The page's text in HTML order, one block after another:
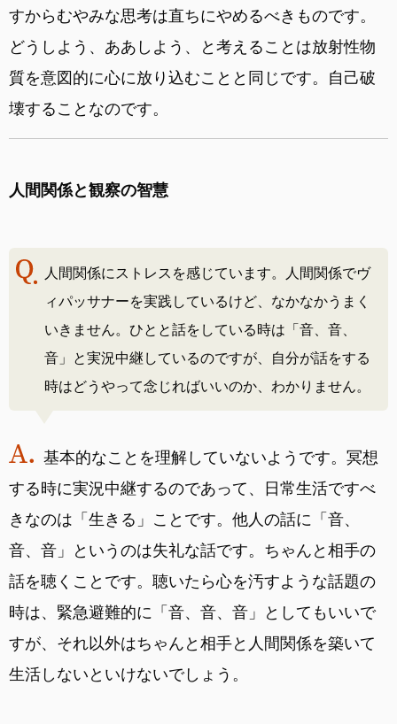
すからむやみな思考は直ちにやめるべきものです。
どうしよう、ああしよう、と考えることは放射性物
質を意図的に心に放り込むことと同じです。自己破
壊することなのです。
人間関係と観察の智慧
人間関係にストレスを感じています。人間関係でヴ
ィパッサナーを実践しているけど、なかなかうまく
いきません。ひとと話をしている時は「音、音、
音」と実況中継しているのですが、自分が話をする
時はどうやって念じればいいのか、わかりません。
基本的なことを理解していないようです。冥想
する時に実況中継するのであって、日常生活ですべ
きなのは「生きる」ことです。他人の話に「音、
音、音」というのは失礼な話です。ちゃんと相手の
話を聴くことです。聴いたら心を汚すような話題の
時は、緊急避難的に「音、音、音」としてもいいで
すが、それ以外はちゃんと相手と人間関係を築いて
生活しないといけないでしょう。